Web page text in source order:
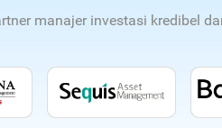
manajer investasi kredibel